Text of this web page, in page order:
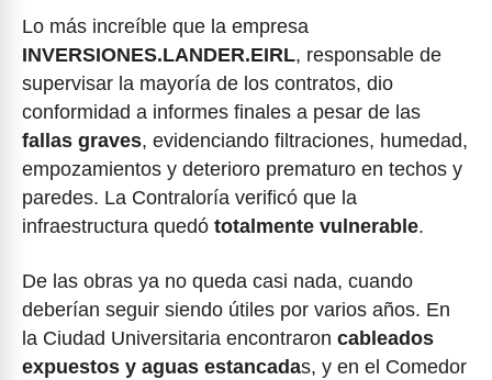
Lo más increíble que la empresa
INVERSIONES.LANDER.EIRL, responsable de
supervisar la mayoría de los contratos, dio
conformidad a informes finales a pesar de las
fallas graves, evidenciando filtraciones, humedad,
empozamientos y deterioro prematuro en techos y
paredes. La Contraloría verificó que la
infraestructura quedó totalmente vulnerable.
De las obras ya no queda casi nada, cuando
deberían seguir siendo útiles por varios años. En
la Ciudad Universitaria encontraron cableados
expuestos y aguas estancadas, y en el Comedor